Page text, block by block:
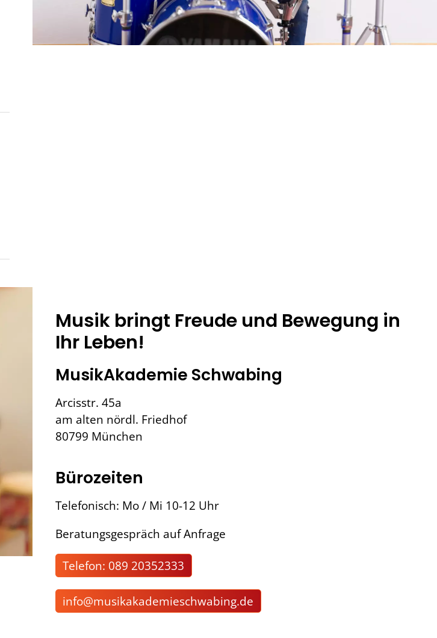
Musik bringt Freude und Bewegung in
Ihr Leben!
MusikAkademie Schwabing
Arcisstr. 45a
am alten nördl. Friedhof
80799 München
Bürozeiten
Telefonisch: Mo / Mi 10-12 Uhr
Beratungsgespräch auf Anfrage
Telefon: 089 20352333
nf m s k k d m schw b ng d